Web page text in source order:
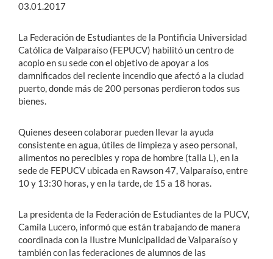
03.01.2017
La Federación de Estudiantes de la Pontificia Universidad
Católica de Valparaíso (FEPUCV) habilitó un centro de
acopio en su sede con el objetivo de apoyar a los
damnificados del reciente incendio que afectó a la ciudad
puerto, donde más de 200 personas perdieron todos sus
bienes.
Quienes deseen colaborar pueden llevar la ayuda
consistente en agua, útiles de limpieza y aseo personal,
alimentos no perecibles y ropa de hombre (talla L), en la
sede de FEPUCV ubicada en Rawson 47, Valparaíso, entre
10 y 13:30 horas, y en la tarde, de 15 a 18 horas.
La presidenta de la Federación de Estudiantes de la PUCV,
Camila Lucero, informó que están trabajando de manera
coordinada con la Ilustre Municipalidad de Valparaíso y
también con las federaciones de alumnos de las